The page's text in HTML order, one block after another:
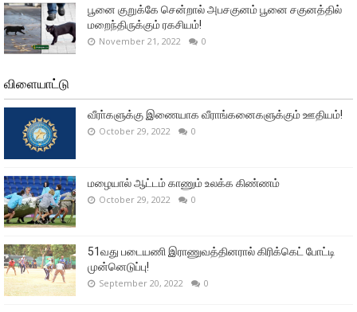
பூனை குறுக்கே சென்றால் அபசகுனம் பூனை சகுனத்தில்
மறைந்திருக்கும் ரகசியம்!
November 21, 2022 0
விளையாட்டு
வீரா்களுக்கு இணையாக வீராங்கனைகளுக்கும் ஊதியம்!
October 29, 2022 0
மழையால் ஆட்டம் காணும் உலக்க கிண்ணம்
October 29, 2022 0
51வது படையணி இராணுவத்தினரால் கிரிக்கெட் போட்டி
முன்னெடுப்பு!
September 20, 2022 0